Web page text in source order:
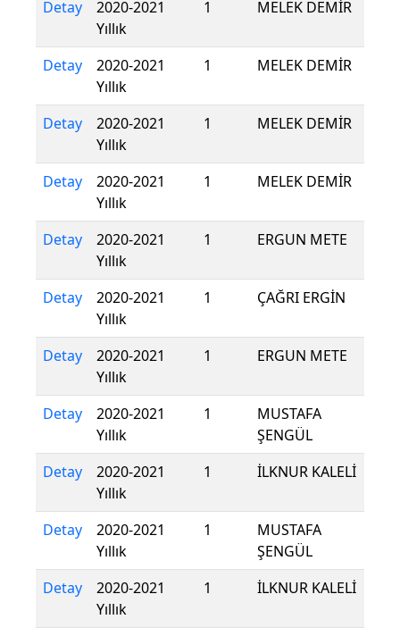
Detay
2020-2021
Yıllık
1 MELEK DEMİR
Detay
2020-2021
Yıllık
1 MELEK DEMİR
Detay
2020-2021
Yıllık
1 MELEK DEMİR
Detay
2020-2021
Yıllık
1 MELEK DEMİR
Detay
2020-2021
Yıllık
1 ERGUN METE
Detay
2020-2021
Yıllık
1 ÇAĞRI ERGİN
Detay
2020-2021
Yıllık
1 ERGUN METE
Detay
2020-2021
Yıllık
1
MUSTAFA
ŞENGÜL
Detay
2020-2021
Yıllık
1 İLKNUR KALELİ
Detay
2020-2021
Yıllık
1
MUSTAFA
ŞENGÜL
Detay
2020-2021
Yıllık
1 İLKNUR KALELİ